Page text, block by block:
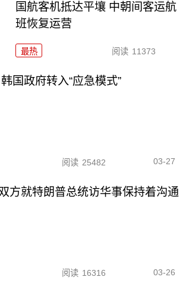
国航客机抵达平壤 中朝间客运航
班恢复运营
最热 阅读 11373
国政府转入“应急模式”
阅读 25482 03-27
方就特朗普总统访华事保持着沟通
阅读 16316 03-26